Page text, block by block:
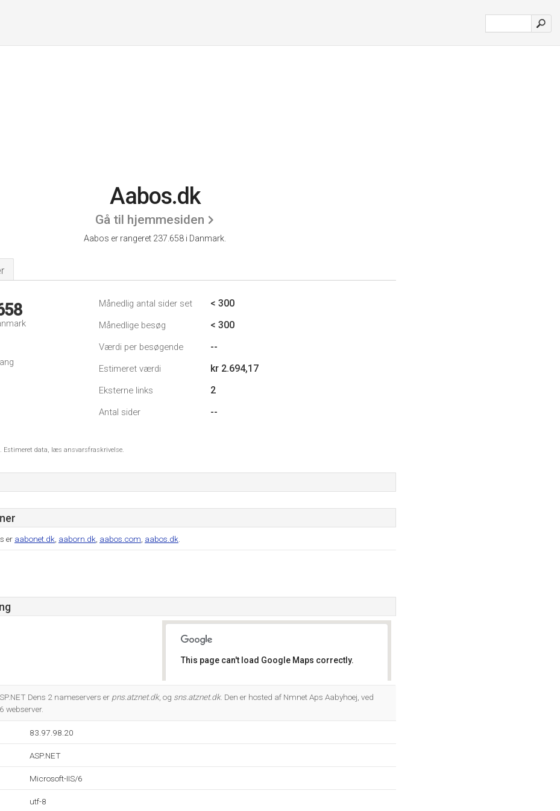
Aabos.dk
Gå til hjemmesiden
Aabos er rangeret 237.658 i Danmark.
Månedlig antal sider set < 300
Månedlige besøg < 300
Værdi per besøgende --
Estimeret værdi kr 2.694,17
Eksterne links 2
Antal sider --
. Estimeret data, læs ansvarsfraskrivelse.
er aabonet.dk aaborn.dk aabos.com aabos.dk
This page can't load Google Maps correctly.
Dens 2 nameservers er pns.atznet.dk, og sns.atznet.dk. Den er hosted af Nmnet Aps Aabyhoej, ved
webserver.
83.97.98.20
ASP.NET
Microsoft-IIS/6
utf-8